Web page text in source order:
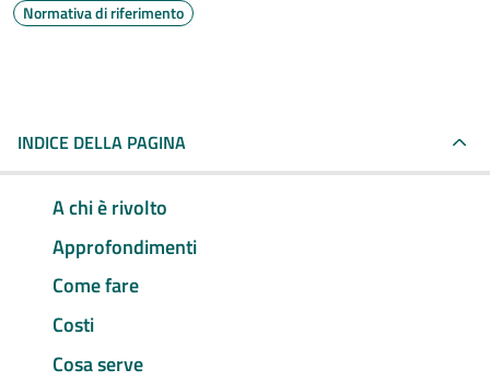
Normativa di riferimento
INDICE DELLA PAGINA
A chi è rivolto
Approfondimenti
Come fare
Costi
Cosa serve